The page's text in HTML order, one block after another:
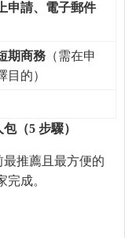
申請、電子郵件
期商務 （需在申
目的）
包（5步驟）
最推薦且最方便的
成。